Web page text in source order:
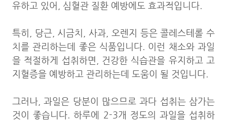
유하고 있어, 심혈관 질환 예방에도 효과적입니다.
특히, 당근, 시금치, 사과, 오렌지 등은 콜레스테롤 수
치를 관리하는데 좋은 식품입니다. 이런 채소와 과일
을 적절하게 섭취하면, 건강한 식습관을 유지하고 고
지혈증을 예방하고 관리하는데 도움이 될 것입니다.
그러나, 과일은 당분이 많으므로 과다 섭취는 삼가는
것이 좋습니다. 하루에 2-3개 정도의 과일을 섭취하